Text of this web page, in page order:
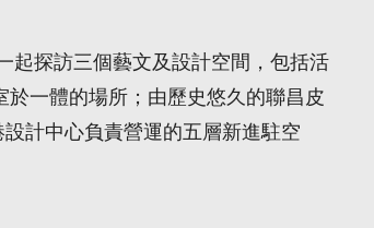
起探訪三個藝文及設計空間，包括活
於一體的場所；由歷史悠久的聯昌皮
計中心負責營運的五層新進駐空